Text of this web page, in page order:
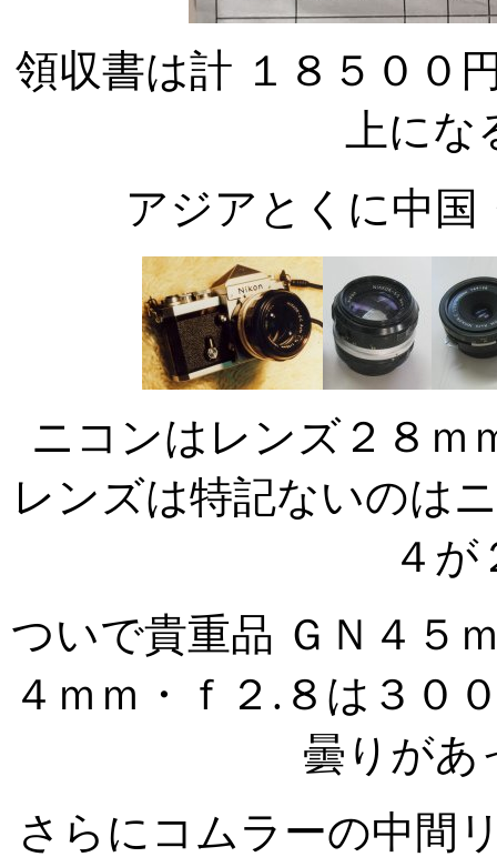
領収書は計 １８５００
上に
アジアとくに中
ニコンはレンズ２８
レンズは特記ないのは
４が
ついで貴重品 ＧＮ４５
４ｍｍ・ｆ２.８は３０
曇りがあ
さらにコムラーの中間